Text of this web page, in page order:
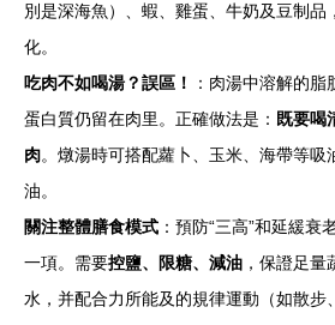
別是深海魚）、蝦、雞蛋、牛奶及豆制品
化。
吃肉不如喝湯？誤區！
：肉湯中溶解的
蛋白質仍留在肉里。正確做法是： 既要喝
肉。燉湯時可搭配蘿卜、玉米、海帶等吸
油。
關注整體膳食模式 ：預防“三高”和延緩衰
一項。需要控鹽、限糖、減油 ，保證足
水，并配合力所能及的規律運動（如散步